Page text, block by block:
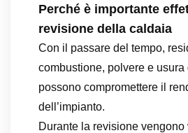
Perché è importante
revisione della caldaia
Con il passare del tempo,
combustione, polvere e usura
possono compromettere il
dell’impianto.
Durante la revisione vengono